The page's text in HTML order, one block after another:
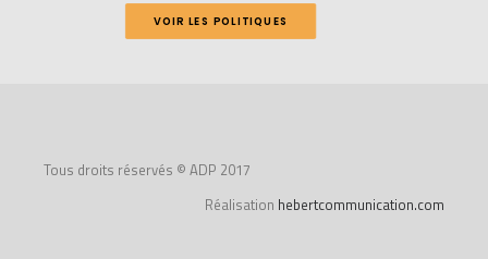
VOIR LES POLITIQUES
Tous droits réservés © ADP 2017
Réalisation hebertcommunication.com